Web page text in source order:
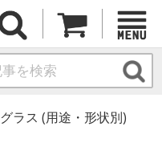
グラス (用途・形状別)